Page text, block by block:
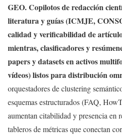
GEO. Copilotos de redacción
literatura y guías (ICMJE,
calidad y verificabilidad de
mientras, clasificadores y
papers y datasets en activos
vídeos) listos para distribución
orquestadores de clustering
esquemas estructurados (FAQ,
aumentan citabilidad y presencia en
tableros de métricas que conectan